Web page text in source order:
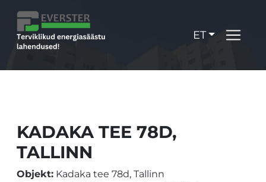
ET
KADAKA TEE 78D,
TALLINN
Objekt: Kadaka tee 78d, Tallinn